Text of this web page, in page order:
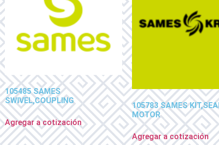
105485 SAMES
SWIVEL,COUPLING
Agregar a cotización
105783 SAMES
MOTOR
Agregar a cotización